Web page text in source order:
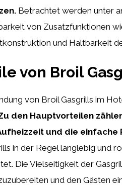
Betrachtet werden unter
von Zusatzfunktionen
und Haltbarkeit
von Broil
von Broil Gasgrills im
den Hauptvorteilen
und die einfache
in der Regel langlebig und
Die Vielseitigkeit der
und den Gästen